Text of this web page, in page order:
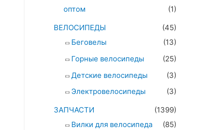
оптом
(1)
ВЕЛОСИПЕДЫ
(45)
Беговелы
(13)
Горные велосипеды
(25)
Детские велосипеды
(3)
Электровелосипеды
(3)
ЗАПЧАСТИ
(1399)
Вилки для велосипеда
(85)